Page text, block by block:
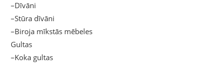
–Dīvāni
–Stūra dīvāni
–Biroja mīkstās mēbeles
Gultas
–Koka gultas